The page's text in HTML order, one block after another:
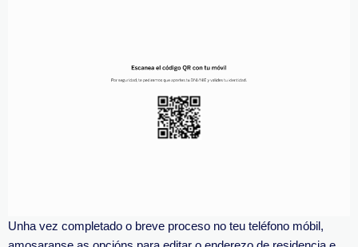
Unha vez completado o breve proceso no teu teléfono móbil,